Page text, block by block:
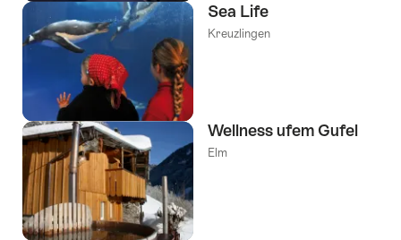
Sea Life
Kreuzlingen
Wellness ufem Gufel
Elm